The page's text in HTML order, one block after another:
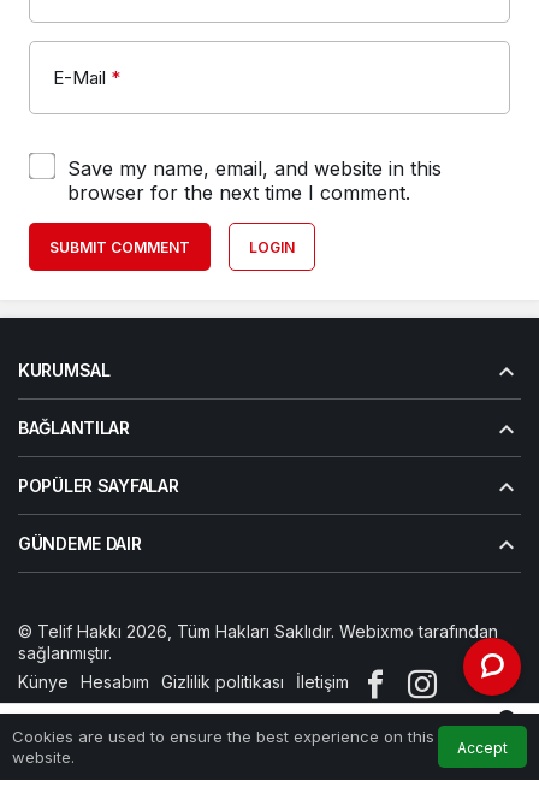
E-Mail *
Save my name, email, and website in this
browser for the next time I comment.
SUBMIT COMMENT LOGIN
Cookies are used to ensure the best experience on this
website.
Accept
KURUMSAL
BAĞLANTILAR
POPÜLER SAYFALAR
GÜNDEME DAIR
© Telif Hakkı 2026, Tüm Hakları Saklıdır. Webixmo tarafından
sağlanmıştır.
Künye
Hesabım Gizlilik politikası İletişim
Home Notifications